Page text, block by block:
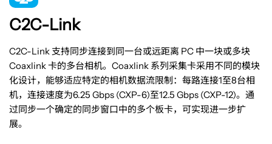
C2C-Link
C2C-Link 支持同步连接到同一台或远距离 PC 中一块或多块
Coaxlink 卡的多台相机。Coaxlink 系列采集卡采用不同的模块
化设计，能够适应特定的相机数据流限制：每路连接1至8台相
机，连接速度为6.25 Gbps (CXP-6)至12.5 Gbps (CXP-12)。通
过同步一个确定的同步窗口中的多个板卡，可实现进一步扩
展。